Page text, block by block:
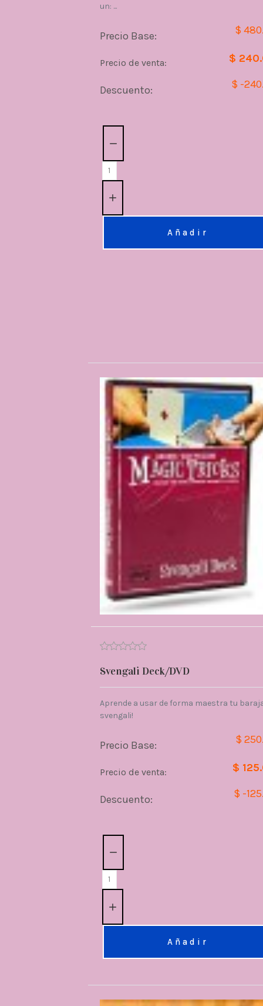
un: ...
Precio Base: $
Precio de venta: $
Descuento: $ -
Añadir
Svengali Deck/DVD
Aprende a usar de forma maestra tu
svengali!
Precio Base: $
Precio de venta: $
Descuento: $ -
Añadir